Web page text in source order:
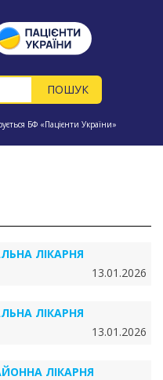
БФ «Пацієнти України»
ЛІКАРНЯ
13.01.2026
ЛІКАРНЯ
13.01.2026
ЛІКАРНЯ